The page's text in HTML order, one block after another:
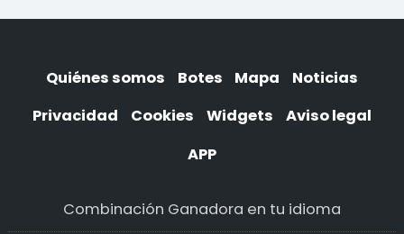
Quiénes somos Botes Mapa
Noticias
Privacidad
Cookies Widgets
Aviso legal
APP
Combinación Ganadora en tu idioma